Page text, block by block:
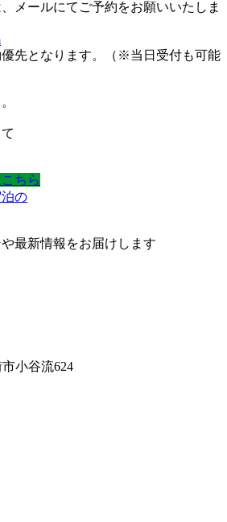
メールにてご予約をお願いいたしま
先となります。（※当日受付も可能
ちら
の
最新情報をお届けします
小谷流624